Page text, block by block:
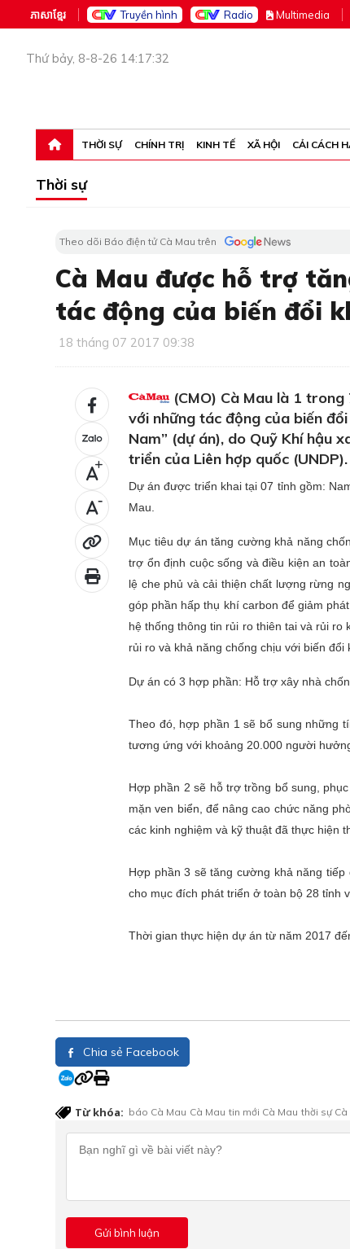
ភាសាខ្មែរ Truyền hình Radio Multimedia
Thứ bảy, 8-8-26 14:17:32
THỜI SỰ CHÍNH TRỊ KINH TẾ XÃ HỘI CẢI CÁCH
Thời sự
Theo dõi Báo điện tử Cà Mau trên
Cà Mau được hỗ trợ
tác động của biến đổi
18 tháng 07 2017 09:38
+
-
(CMO) Cà Mau là 1
với những tác động của biến
Nam” (dự án), do Quỹ Khí hậu
triển của Liên hợp quốc (UNDP).
Dự án được triển khai tại 07 tỉnh gồm:
Mau.
Mục tiêu dự án tăng cường khả năng
trợ ổn định cuộc sống và điều kiện an
lệ che phủ và cải thiện chất lượng rừng
góp phần hấp thụ khí carbon để giảm
hệ thống thông tin rủi ro thiên tai và rủi
rủi ro và khả năng chống chịu với biến đổi
Dự án có 3 hợp phần: Hỗ trợ xây nhà
Theo đó, hợp phần 1 sẽ bổ sung những
tương ứng với khoảng 20.000 người
Hợp phần 2 sẽ hỗ trợ trồng bổ sung,
mặn ven biển, để nâng cao chức năng
các kinh nghiệm và kỹ thuật đã thực hiện
Hợp phần 3 sẽ tăng cường khả năng
cho mục đích phát triển ở toàn bộ 28 tỉnh
Thời gian thực hiện dự án từ năm 2017
Chia sẻ Facebook
Từ khóa: báo Cà Mau Cà Mau tin mới Cà Mau thời sự Cà